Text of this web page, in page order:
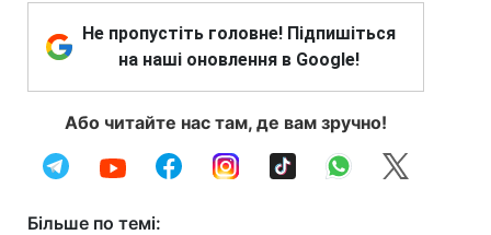
Не пропустіть головне! Підпишіться
на наші оновлення в Google!
Або читайте нас там, де вам зручно!
Більше по темі: